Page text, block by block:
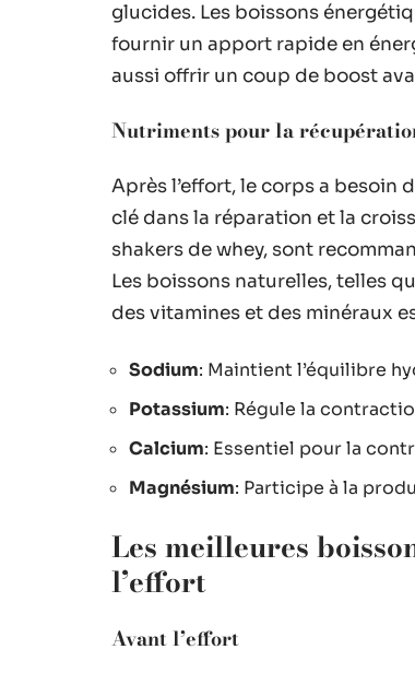
glucides. Les boissons
fournir un apport rapide en
aussi offrir un coup de boost
Nutriments pour la
Après l’effort, le corps a besoin
clé dans la réparation et la
shakers de whey, sont
Les boissons naturelles, telles
des vitamines et des minéraux
Sodium: Maintient l’équilibre
Potassium: Régule la
Calcium: Essentiel pour la
Magnésium: Participe à la
Les meilleures
l’effort
Avant l’effort